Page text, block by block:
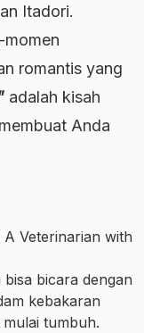
Itadori.
momen
romantis yang
adalah kisah
Anda
Veterinarian with
bicara dengan
kebakaran
tumbuh.